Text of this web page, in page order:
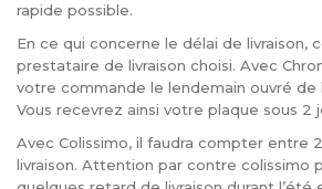
rapide possible.
En ce qui concerne le délai de livraison,
prestataire de livraison choisi. Avec
votre commande le lendemain ouvré de
Vous recevrez ainsi votre plaque sous 2
Avec Colissimo, il faudra compter entre
livraison. Attention par contre colissimo